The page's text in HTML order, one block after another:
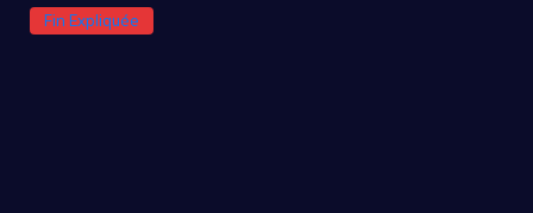
Fin Expliquée